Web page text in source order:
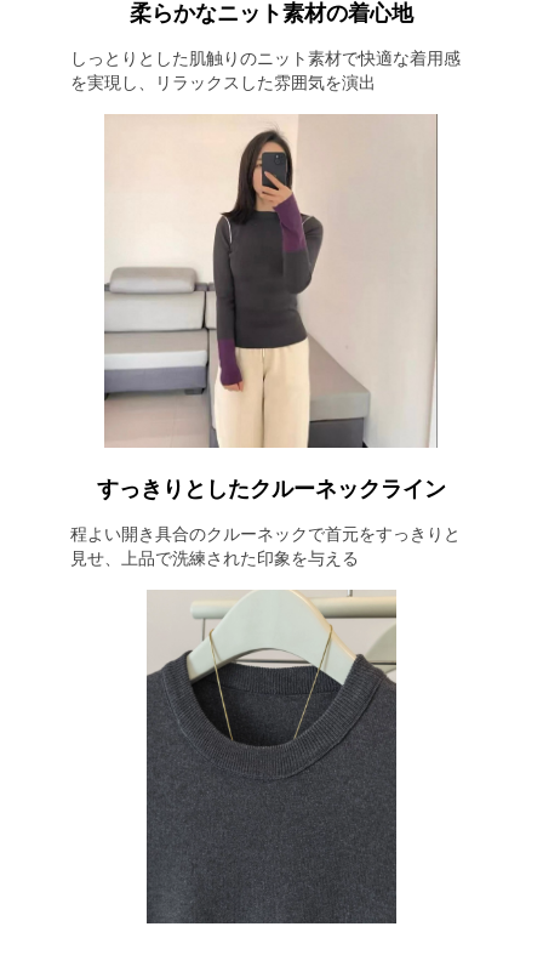
柔らかなニット素材の着心地
しっとりとした肌触りのニット素材で快適な着用感
を実現し、リラックスした雰囲気を演出
すっきりとしたクルーネックライン
程よい開き具合のクルーネックで首元をすっきりと
見せ、上品で洗練された印象を与える